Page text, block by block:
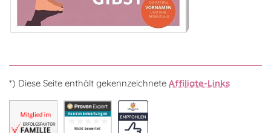
*) Diese Seite enthält gekennzeichnete Affiliate-Links